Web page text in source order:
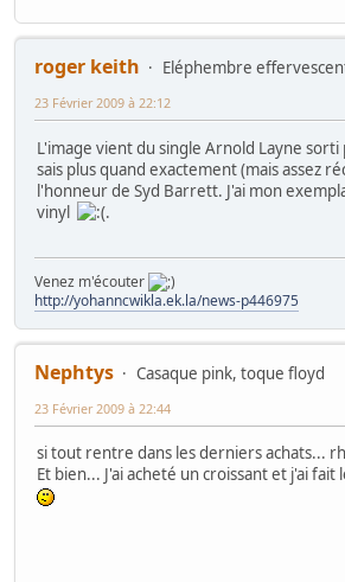
roger keith
Eléphembre
23 Février 2009 à 22:12
L'image vient du single Arnold Layne
sais plus quand exactement (mais assez
l'honneur de Syd Barrett. J'ai mon
vinyl
.
Venez m'écouter
http://yohanncwikla.ek.la/news-p446975
Nephtys
Casaque pink, toque floyd
23 Février 2009 à 22:44
si tout rentre dans les derniers achats...
Et bien... J'ai acheté un croissant et j'ai fait